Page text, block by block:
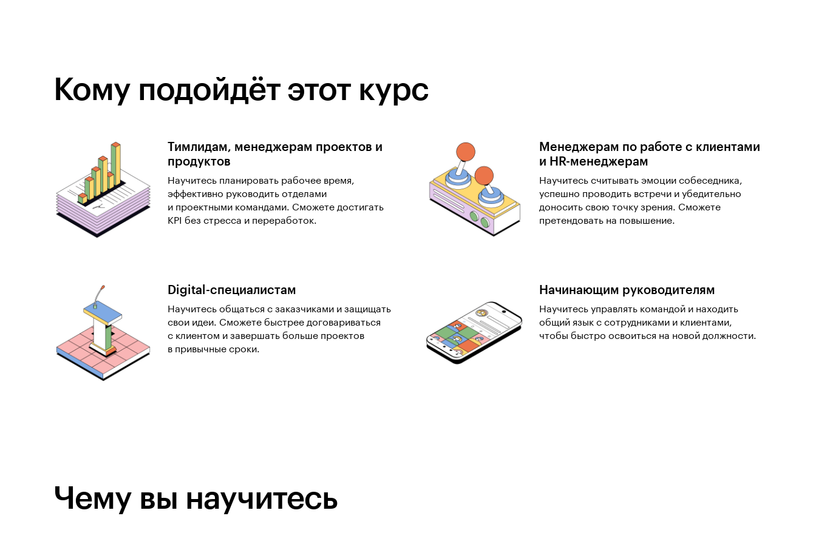
Кому подойдёт этот курс
Тимлидам, менеджерам проектов и
продуктов
Научитесь планировать рабочее время,
эффективно руководить отделами
и проектными командами. Сможете достигать
KPI без стресса и переработок.
Менеджерам по работе с клиентами
и HR-менеджерам
Научитесь считывать эмоции собеседника,
успешно проводить встречи и убедительно
доносить свою точку зрения. Сможете
претендовать на повышение.
Digital-специалистам
Научитесь общаться с заказчиками и защищать
свои идеи. Сможете быстрее договариваться
с клиентом и завершать больше проектов
в привычные сроки.
Начинающим руководителям
Научитесь управлять командой и находить
общий язык с сотрудниками и клиентами,
чтобы быстро освоиться на новой должности.
Чему вы научитесь